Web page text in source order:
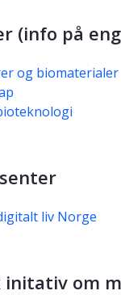
(info på
og biomaterialer
liv Norge
initativ om